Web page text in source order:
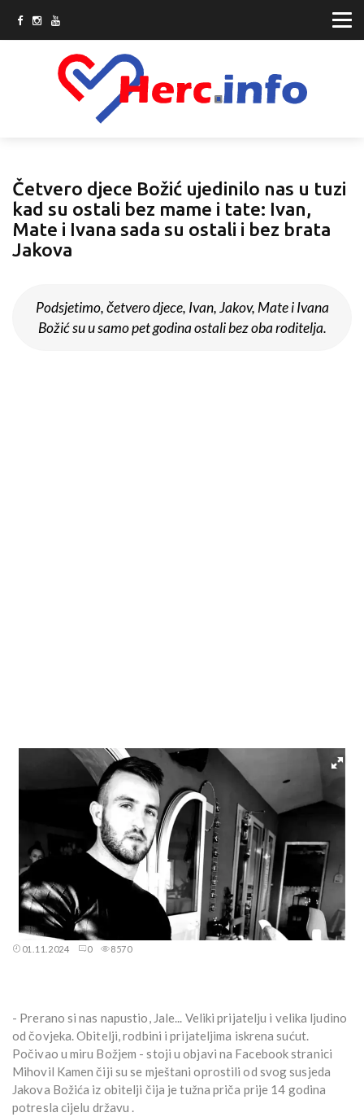
Četvero djece Božić ujedinilo nas u tuzi
kad su ostali bez mame i tate: Ivan,
Mate i Ivana sada su ostali i bez brata
Jakova
Podsjetimo, četvero djece, Ivan, Jakov, Mate i Ivana
Božić su u samo pet godina ostali bez oba roditelja.
01.11.2024 0 8570
- Prerano si nas napustio, Jale... Veliki prijatelju i velika ljudino
od čovjeka. Obitelji, rodbini i prijateljima iskrena sućut.
Počivao u miru Božjem - stoji u objavi na Facebook stranici
Mihovil Kamen čiji su se mještani oprostili od svog susjeda
Jakova Božića iz obitelji čija je tužna priča prije 14 godina
potresla cijelu državu .